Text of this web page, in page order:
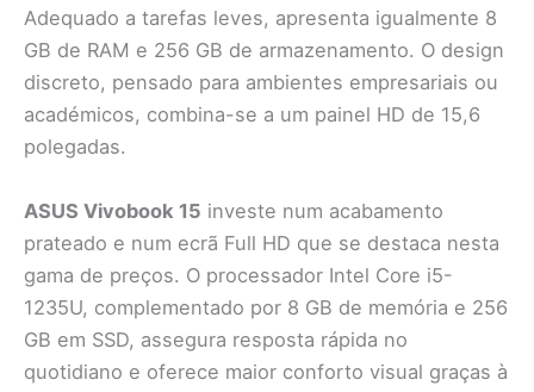
Adequado a tarefas leves, apresenta igualmente 8
GB de RAM e 256 GB de armazenamento. O design
discreto, pensado para ambientes empresariais ou
académicos, combina-se a um painel HD de 15,6
polegadas.
ASUS Vivobook 15 investe num acabamento
prateado e num ecrã Full HD que se destaca nesta
gama de preços. O processador Intel Core i5-
1235U, complementado por 8 GB de memória e 256
GB em SSD, assegura resposta rápida no
quotidiano e oferece maior conforto visual graças à